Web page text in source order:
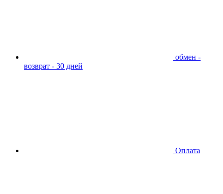
обмен -
возврат - 30 дней
Оплата